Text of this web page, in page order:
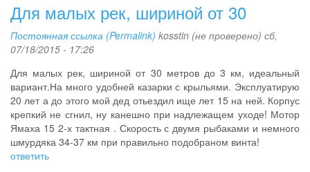
Для малых рек, шириной от 30
Постоянная ссылка (Permalink) kosstin (не проверено) сб,
07/18/2015 - 17:26
Для малых рек, шириной от 30 метров до 3 км, идеальный
вариант.На много удобней казарки с крыльями. Эксплуатирую
20 лет а до этого мой дед отьездил ище лет 15 на ней. Корпус
крепкий не сгнил, ну канешно при надлежащем уходе! Мотор
Ямаха 15 2-х тактная . Скорость с двумя рыбаками и немного
шмурдяка 34-37 км при правильно подобраном винта!
ответить